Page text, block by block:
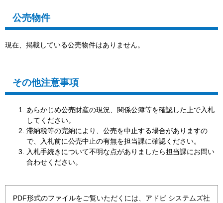
公売物件
現在、掲載している公売物件はありません。
その他注意事項
あらかじめ公売財産の現況、関係公簿等を確認した上で入札
してください。
滞納税等の完納により、公売を中止する場合がありますの
で、入札前に公売中止の有無を担当課に確認ください。
入札手続きについて不明な点がありましたら担当課にお問い
合わせください。
PDF形式のファイルをご覧いただくには、アドビ システムズ社